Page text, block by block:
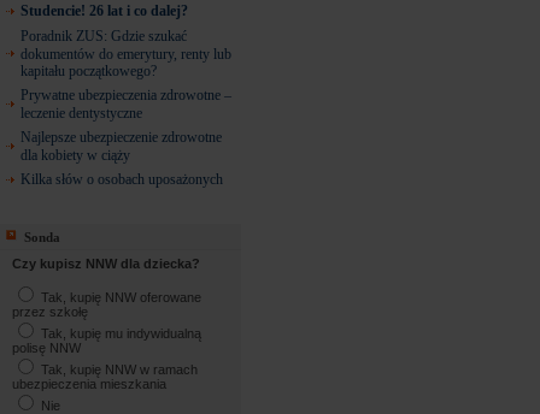
Studencie! 26 lat i co dalej?
Poradnik ZUS: Gdzie szukać
dokumentów do emerytury, renty lub
kapitału początkowego?
Prywatne ubezpieczenia zdrowotne –
leczenie dentystyczne
Najlepsze ubezpieczenie zdrowotne
dla kobiety w ciąży
Kilka słów o osobach uposażonych
Sonda
Czy kupisz NNW dla dziecka?
Tak, kupię NNW oferowane
przez szkołę
Tak, kupię mu indywidualną
polisę NNW
Tak, kupię NNW w ramach
ubezpieczenia mieszkania
Nie